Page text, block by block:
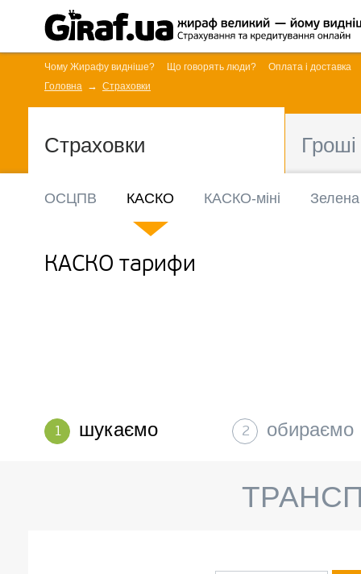
Чому Жирафу видніше? Що говорять люди?
Оплата і доставка
Головна
Страховки
Страховки Гроші
ОСЦПВ КАСКО КАСКО-міні
КАСКО тарифи
шукаємо
1 обираємо
2